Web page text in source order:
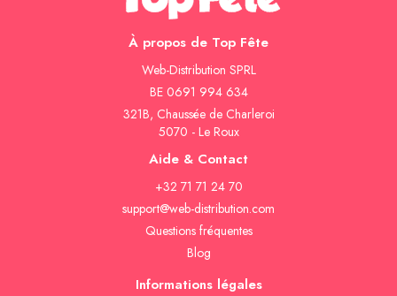
À propos de Top Fête
Web-Distribution SPRL
BE 0691 994 634
321B, Chaussée de Charleroi
5070 - Le Roux
Aide & Contact
+32 71 71 24 70
support@web-distribution.com
Questions fréquentes
Blog
Informations légales